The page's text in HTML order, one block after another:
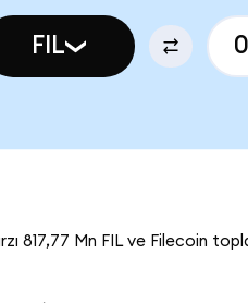
FIL
817,77 Mn FIL ve Filecoin